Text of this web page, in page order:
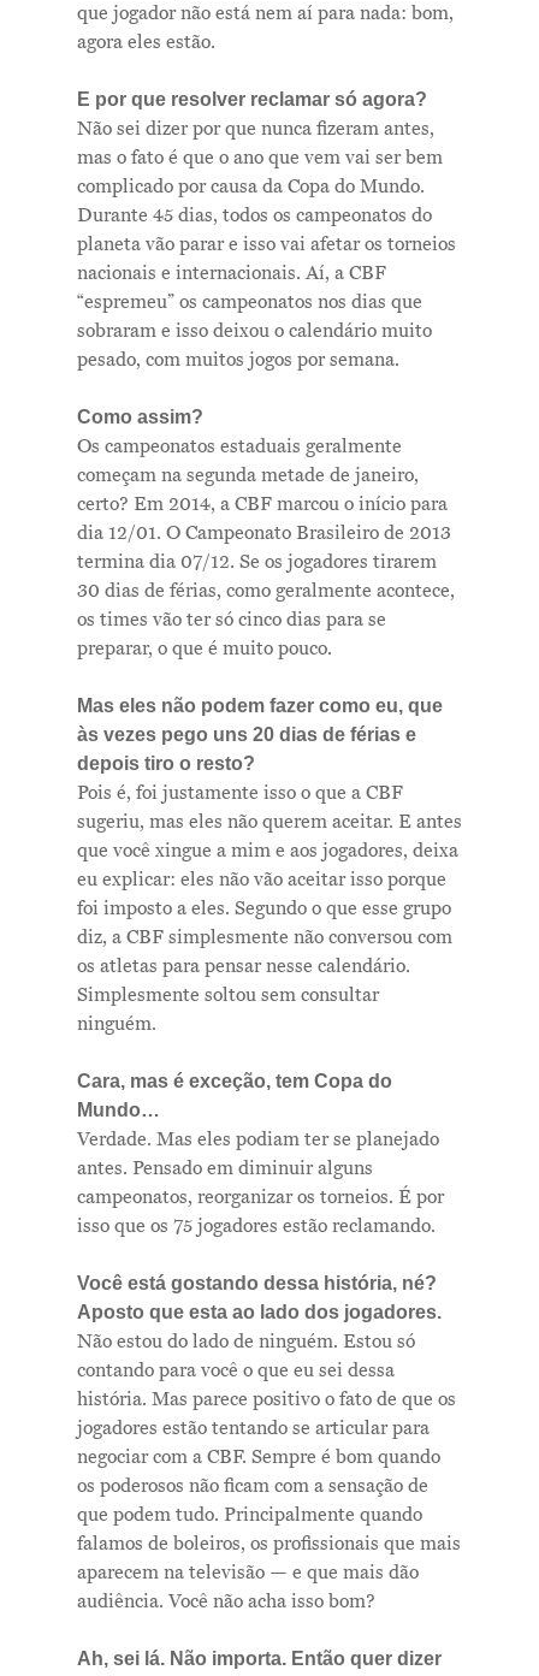
que jogador não está nem aí para nada: bom,
agora eles estão.
E por que resolver reclamar só agora?
Não sei dizer por que nunca fizeram antes,
mas o fato é que o ano que vem vai ser bem
complicado por causa da Copa do Mundo.
Durante 45 dias, todos os campeonatos do
planeta vão parar e isso vai afetar os torneios
nacionais e internacionais. Aí, a CBF
“espremeu” os campeonatos nos dias que
sobraram e isso deixou o calendário muito
pesado, com muitos jogos por semana.
Como assim?
Os campeonatos estaduais geralmente
começam na segunda metade de janeiro,
certo? Em 2014, a CBF marcou o início para
dia 12/01. O Campeonato Brasileiro de 2013
termina dia 07/12. Se os jogadores tirarem
30 dias de férias, como geralmente acontece,
os times vão ter só cinco dias para se
preparar, o que é muito pouco.
Mas eles não podem fazer como eu, que
às vezes pego uns 20 dias de férias e
depois tiro o resto?
Pois é, foi justamente isso o que a CBF
sugeriu, mas eles não querem aceitar. E antes
que você xingue a mim e aos jogadores, deixa
eu explicar: eles não vão aceitar isso porque
foi imposto a eles. Segundo o que esse grupo
diz, a CBF simplesmente não conversou com
os atletas para pensar nesse calendário.
Simplesmente soltou sem consultar
ninguém.
Cara, mas é exceção, tem Copa do
Mundo…
Verdade. Mas eles podiam ter se planejado
antes. Pensado em diminuir alguns
campeonatos, reorganizar os torneios. É por
isso que os 75 jogadores estão reclamando.
Você está gostando dessa história, né?
Aposto que esta ao lado dos jogadores.
Não estou do lado de ninguém. Estou só
contando para você o que eu sei dessa
história. Mas parece positivo o fato de que os
jogadores estão tentando se articular para
negociar com a CBF. Sempre é bom quando
os poderosos não ficam com a sensação de
que podem tudo. Principalmente quando
falamos de boleiros, os profissionais que mais
aparecem na televisão — e que mais dão
audiência. Você não acha isso bom?
Ah, sei lá. Não importa. Então quer dizer
Me Explica ?
Notícias